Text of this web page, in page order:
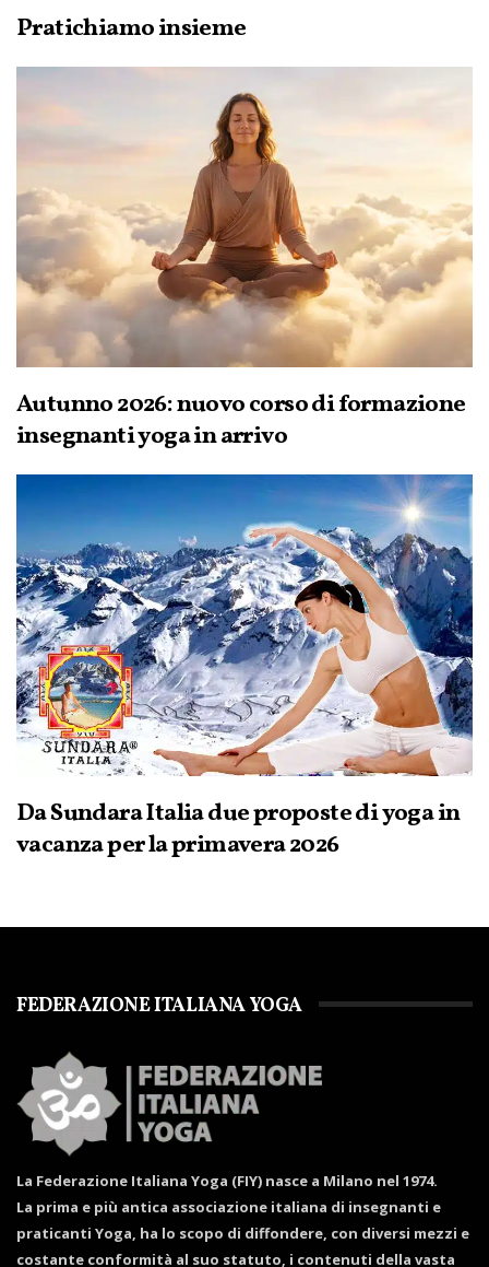
Pratichiamo insieme
Autunno 2026: nuovo corso di formazione
insegnanti yoga in arrivo
Da Sundara Italia due proposte di yoga in
vacanza per la primavera 2026
FEDERAZIONE ITALIANA YOGA
La Federazione Italiana Yoga (FIY) nasce a Milano nel 1974.
La prima e più antica associazione italiana di insegnanti e
praticanti Yoga, ha lo scopo di diffondere, con diversi mezzi e
costante conformità al suo statuto, i contenuti della vasta